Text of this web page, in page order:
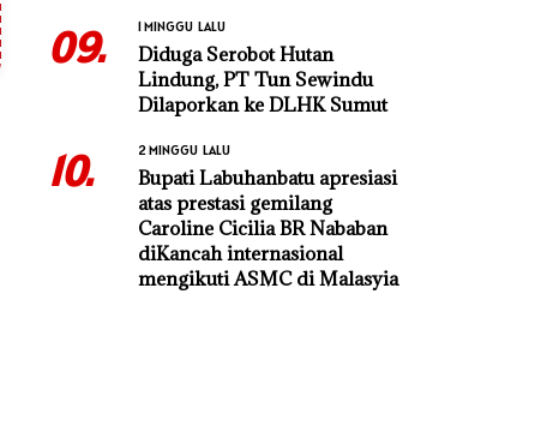
09. 1 MINGGU LALU
Diduga Serobot Hutan
Lindung, PT Tun Sewindu
Dilaporkan ke DLHK Sumut
10. 2 MINGGU LALU
Bupati Labuhanbatu apresiasi
atas prestasi gemilang
Caroline Cicilia BR Nababan
diKancah internasional
mengikuti ASMC di Malasyia